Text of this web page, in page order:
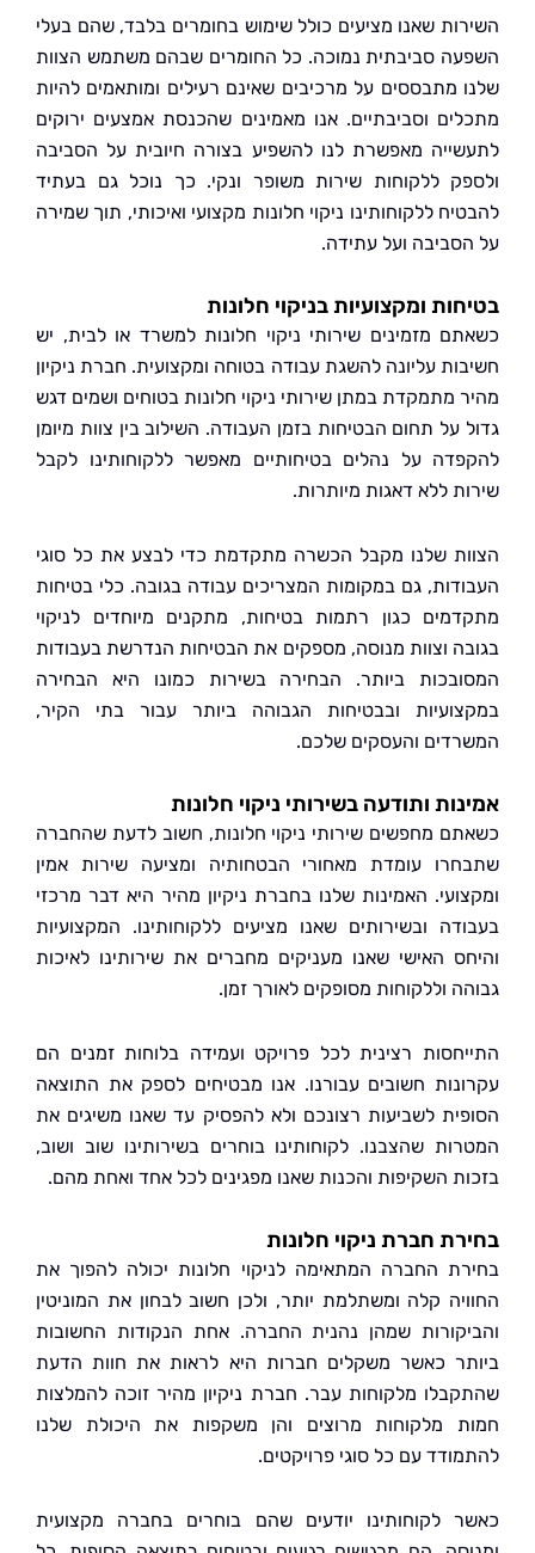
שאנו מציעים כולל שימוש בחומרים בלבד, שהם בעלי
סביבתית נמוכה. כל החומרים שבהם משתמש הצוות
מתבססים על מרכיבים שאינם רעילים ומותאמים להיות
וסביבתיים. אנו מאמינים שהכנסת אמצעים ירוקים
מאפשרת לנו להשפיע בצורה חיובית על הסביבה
ללקוחות שירות משופר ונקי. כך נוכל גם בעתיד
ללקוחותינו ניקוי חלונות מקצועי ואיכותי, תוך שמירה
ועל עתידה.
ומקצועיות בניקוי חלונות
מזמינים שירותי ניקוי חלונות למשרד או לבית, יש
עליונה להשגת עבודה בטוחה ומקצועית. חברת ניקיון
מתמקדת במתן שירותי ניקוי חלונות בטוחים ושמים דגש
על תחום הבטיחות בזמן העבודה. השילוב בין צוות מיומן
על נהלים בטיחותיים מאפשר ללקוחותינו לקבל
ללא דאגות מיותרות.
שלנו מקבל הכשרה מתקדמת כדי לבצע את כל סוגי
גם במקומות המצריכים עבודה בגובה. כלי בטיחות
כגון רתמות בטיחות, מתקנים מיוחדים לניקוי
וצוות מנוסה, מספקים את הבטיחות הנדרשת בעבודות
ביותר. הבחירה בשירות כמונו היא הבחירה
ובבטיחות הגבוהה ביותר עבור בתי הקיר,
והעסקים שלכם.
ותודעה בשירותי ניקוי חלונות
מחפשים שירותי ניקוי חלונות, חשוב לדעת שהחברה
עומדת מאחורי הבטחותיה ומציעה שירות אמין
האמינות שלנו בחברת ניקיון מהיר היא דבר מרכזי
ובשירותים שאנו מציעים ללקוחותינו. המקצועיות
האישי שאנו מעניקים מחברים את שירותינו לאיכות
וללקוחות מסופקים לאורך זמן.
רצינית לכל פרויקט ועמידה בלוחות זמנים הם
חשובים עבורנו. אנו מבטיחים לספק את התוצאה
לשביעות רצונכם ולא להפסיק עד שאנו משיגים את
שהצבנו. לקוחותינו בוחרים בשירותינו שוב ושוב,
השקיפות והכנות שאנו מפגינים לכל אחד ואחת מהם.
חברת ניקוי חלונות
החברה המתאימה לניקוי חלונות יכולה להפוך את
קלה ומשתלמת יותר, ולכן חשוב לבחון את המוניטין
שמהן נהנית החברה. אחת הנקודות החשובות
כאשר משקלים חברות היא לראות את חוות הדעת
מלקוחות עבר. חברת ניקיון מהיר זוכה להמלצות
מלקוחות מרוצים והן משקפות את היכולת שלנו
עם כל סוגי פרויקטים.
לקוחותינו יודעים שהם בוחרים בחברה מקצועית